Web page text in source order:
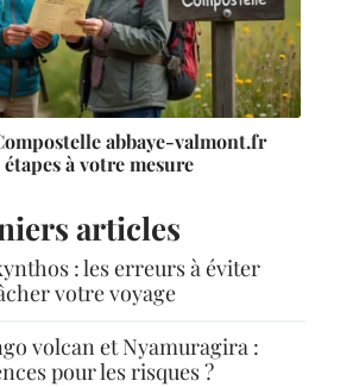
abbaye-valmont.fr
à votre mesure
articles
: les erreurs à éviter
votre voyage
volcan et Nyamuragira :
pour les risques ?